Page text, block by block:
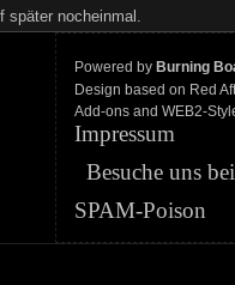
später nocheinmal.
Powered by Burning
Design based on Red
Add-ons and WEB2-
Impressum
Besuche uns
SPAM-Poison